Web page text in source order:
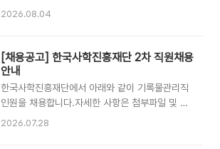
을 바꿀 것인가」라는 주제로 오픈세미나를 개최하
쟁점을 함께 살펴보고 기록공동체와 시민사회의
다양한 의견을 모으고자 합니다.이번 세미나도 7
월에 진행된 세미나와 같이 온라인(ZOOM)으로
진행..
시험 시행계획을 알려드립니다.자세한 사항은 아
담당 예정 직무기록관리전문요원임기제지방기록
연구사(7급상당)1명2년디지털도시국 서울기록원-
관할기관 기록 분류체계 운영- 관할기관 기록물
생산현황 관리- 관할기관 전자기록물 인수체계 운
수체계 운영 등나. 접수기간: 2026. 8. 12.(수) ~
2026.08.04
[채용공고] 한국사학진흥재단 2차 직원채용
안내
한국사학진흥재단에서 아래와 같이 기록물관리직
인원을 채용합니다.자세한 사항은 첨부파일 및 링
크 참조해주시기 바랍니다.📍채용 개요- 채용기관
2026.07.28